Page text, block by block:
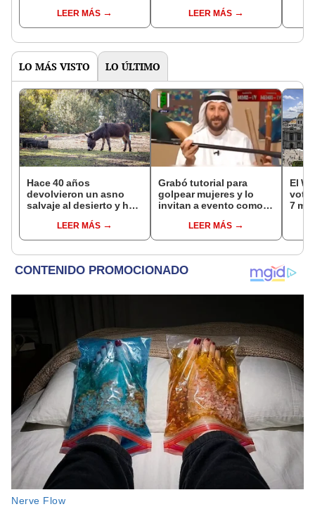
bosques milenarios de
la Patagonia
LEER MÁS
con unoLEER MÁS
LO MÁS VISTO LO ÚLTIMO
Hace 40 años
devolvieron un asno
salvaje al desierto y hoy
reforestar el ecosistema
de forma natural
LEER MÁS
Grabó tutorial para
golpear mujeres y lo
invitan a evento como
[VIDEO]LEER MÁS
El
7